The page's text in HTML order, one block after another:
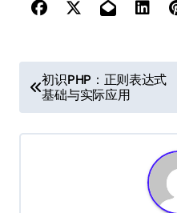
章
导
初识PHP：正则表达式
基础与实际应用